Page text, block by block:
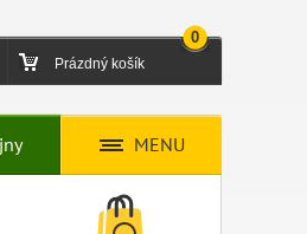
Prázdný košík
0
MENU